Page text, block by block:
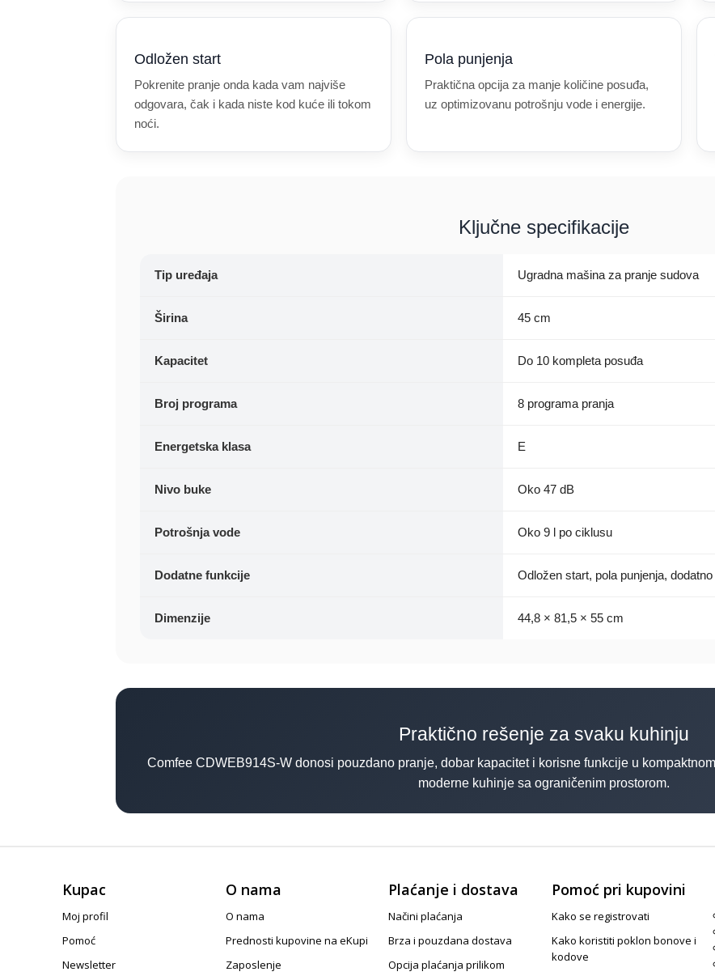
Odložen start
Pokrenite pranje onda kada vam najviše
odgovara, čak i kada niste kod kuće ili tokom
noći.
Pola punjenja
Praktična opcija za manje količine posuđa,
uz optimizovanu potrošnju vode i energije.
Ključne specifikacije
Tip uređaja Ugradna mašina za pranje sudova
Širina 45 cm
Kapacitet Do 10 kompleta posuđa
Broj programa 8 programa pranja
Energetska klasa E
Nivo buke Oko 47 dB
Potrošnja vode Oko 9 l po ciklusu
Dodatne funkcije Odložen start, pola punjenja,
Dimenzije 44,8 × 81,5 × 55 cm
Praktično rešenje za svaku kuhinju
Comfee CDWEB914S-W donosi pouzdano pranje, dobar kapacitet i korisne funkcije u
moderne kuhinje sa ograničenim prostorom.
Kupac
Moj profil
Pomoć
Newsletter
O nama
O nama
Prednosti kupovine na eKupi
Zaposlenje
Plaćanje i dostava
Načini plaćanja
Brza i pouzdana dostava
Opcija plaćanja prilikom
Pomoć pri kupovini
Kako se registrovati
Kako koristiti poklon bonove i
kodove